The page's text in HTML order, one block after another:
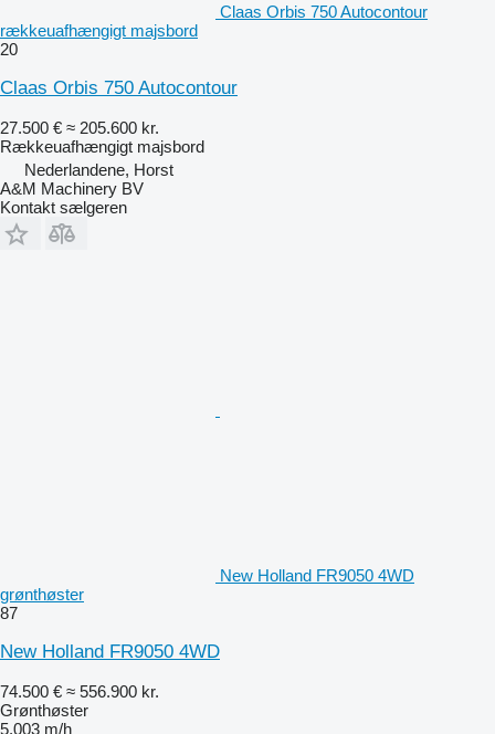
Claas Orbis 750 Autocontour
rækkeuafhængigt majsbord
20
Claas Orbis 750 Autocontour
27.500 € ≈ 205.600 kr.
Rækkeuafhængigt majsbord
Nederlandene, Horst
A&M Machinery BV
Kontakt sælgeren
New Holland FR9050 4WD
grønthøster
87
New Holland FR9050 4WD
74.500 € ≈ 556.900 kr.
Grønthøster
5.003 m/h